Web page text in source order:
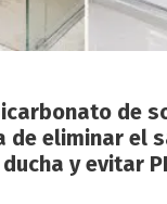
de
de eliminar el
y evitar